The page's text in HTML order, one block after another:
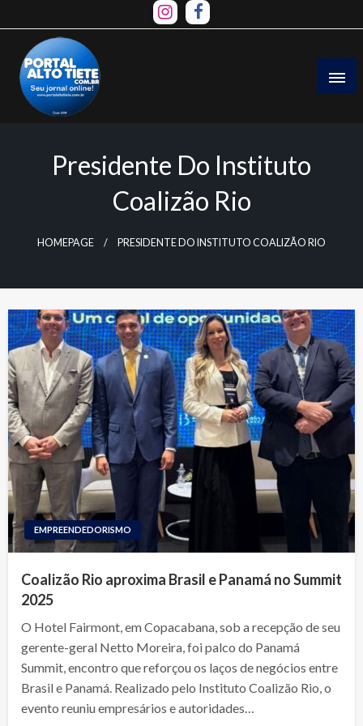
to
content
Presidente Do Instituto
Coalizão Rio
HOMEPAGE PRESIDENTE DO INSTITUTO COALIZÃO RIO
EMPREENDEDORISMO
Coalizão Rio aproxima Brasil e Panamá no Summit
2025
O Hotel Fairmont, em Copacabana, sob a recepção de seu
gerente-geral Netto Moreira, foi palco do Panamá
Summit, encontro que reforçou os laços de negócios entre
Brasil e Panamá. Realizado pelo Instituto Coalizão Rio, o
evento reuniu empresários e autoridades…